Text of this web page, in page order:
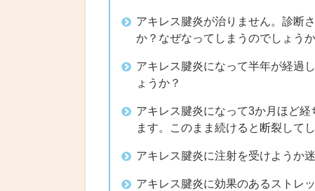
アキレス腱炎が治りません。診断
か？なぜなってしまうのでしょう
アキレス腱炎になって半年が経過
ょうか？
アキレス腱炎になって3か月ほど
ます。このまま続けると断裂して
アキレス腱炎に注射を受けようか
アキレス腱炎に効果のあるストレ